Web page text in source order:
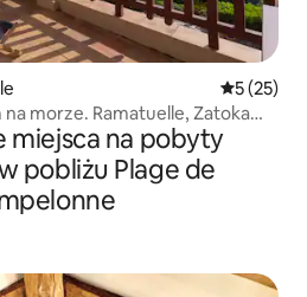
Średnia
5 (25)
morze. Ramatuelle, Zatoka
miejsca na pobyty
pobliżu Plage de